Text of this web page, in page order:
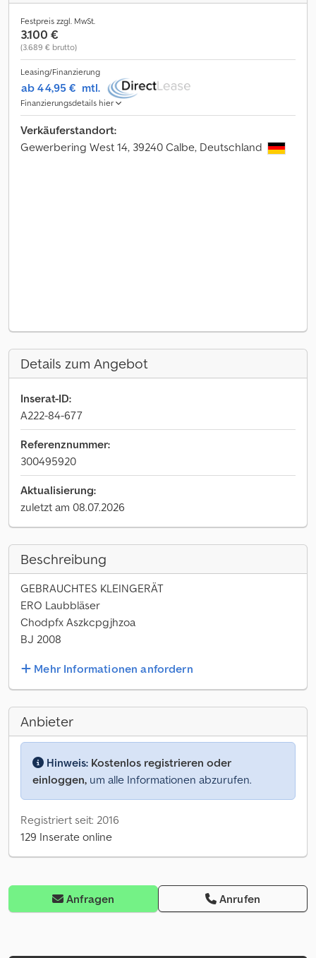
Festpreis zzgl. MwSt.
3.100 €
(3.689 € brutto)
Leasing/Finanzierung
ab 44,95 € mtl.
Finanzierungsdetails hier
Verkäuferstandort:
Gewerbering West 14, 39240 Calbe, Deutschland
Details zum Angebot
Inserat-ID:
A222-84-677
Referenznummer:
300495920
Aktualisierung:
zuletzt am 08.07.2026
Beschreibung
GEBRAUCHTES KLEINGERÄT
ERO Laubbläser
Chodpfx Aszkcpgjhzoa
BJ 2008
Mehr Informationen anfordern
Anbieter
Hinweis: Kostenlos registrieren oder
einloggen, um alle Informationen abzurufen.
Registriert seit: 2016
129 Inserate online
Anfragen Anrufen